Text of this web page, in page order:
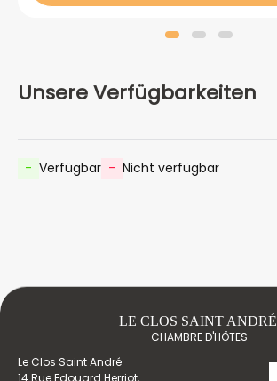
Unsere Verfügbarkeiten
- Verfügbar - Nicht verfügbar
LE CLOS SAINT ANDRÉ
CHAMBRE D'HÔTES
Le Clos Saint André
14 Rue Edouard Herriot,